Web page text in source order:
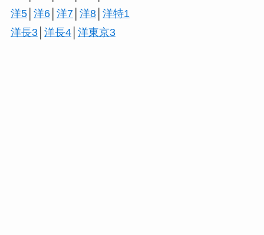
洋5│ 洋6│ 洋7│ 洋8│ 洋特1
洋長3│ 洋長4│ 洋東京3